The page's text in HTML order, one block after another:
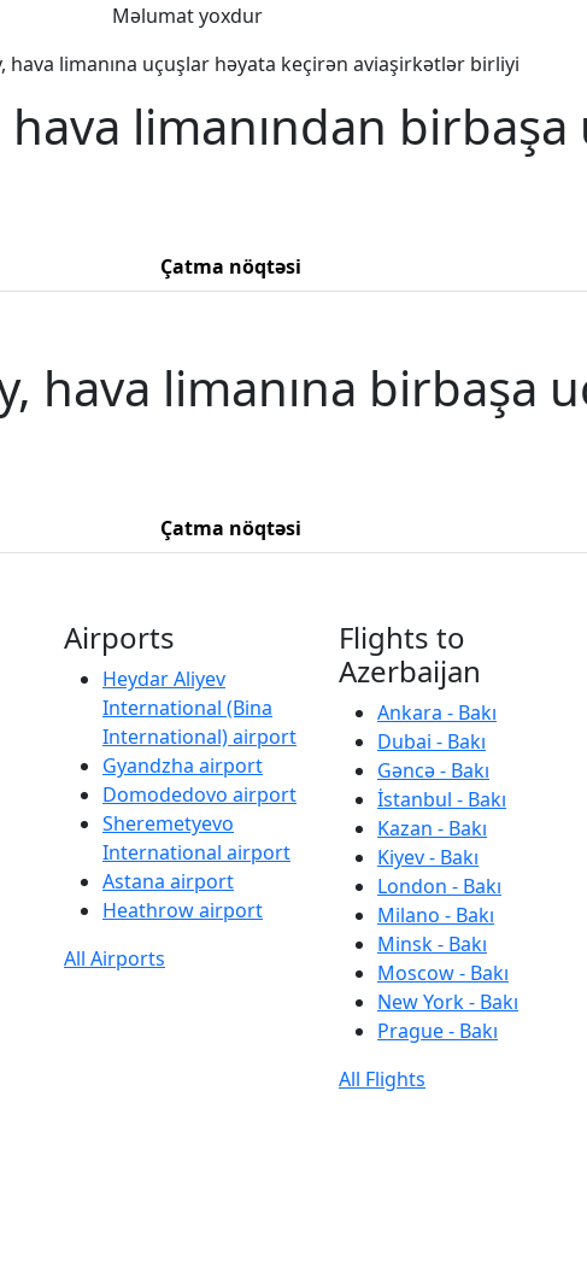
Məlumat yoxdur
hava limanına uçuşlar həyata keçirən aviaşirkətlər birliyi
limanından birbaşa
Çatma nöqtəsi
hava limanına birbaşa
Çatma nöqtəsi
Airports
Heydar Aliyev
International (Bina
International) airport
Gyandzha airport
Domodedovo airport
Sheremetyevo
International airport
Astana airport
Heathrow airport
All Airports
Flights to
Azerbaijan
Ankara - Bakı
Dubai - Bakı
Gəncə - Bakı
İstanbul - Bakı
Kazan - Bakı
Kiyev - Bakı
London - Bakı
Milano - Bakı
Minsk - Bakı
Moscow - Bakı
New York - Bakı
Prague - Bakı
All Flights